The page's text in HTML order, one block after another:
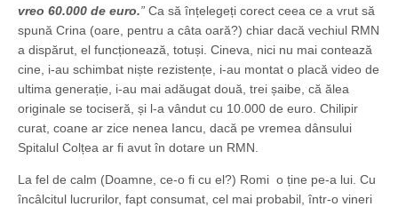
vreo 60.000 de euro.” Ca să înțelegeți corect ceea ce a vrut să
spună Crina (oare, pentru a câta oară?) chiar dacă vechiul RMN
a dispărut, el funcționează, totuși. Cineva, nici nu mai contează
cine, i-au schimbat niște rezistențe, i-au montat o placă video de
ultima generație, i-au mai adăugat două, trei șaibe, că ălea
originale se tociseră, și l-a vândut cu 10.000 de euro. Chilipir
curat, coane ar zice nenea Iancu, dacă pe vremea dânsului
Spitalul Colțea ar fi avut în dotare un RMN.
La fel de calm (Doamne, ce-o fi cu el?) Romi o ține pe-a lui. Cu
încâlcitul lucrurilor, fapt consumat, cel mai probabil, într-o vineri